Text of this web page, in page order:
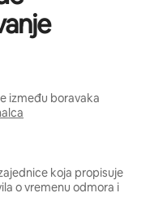
između boravaka
koja propisuje
o vremenu odmora i